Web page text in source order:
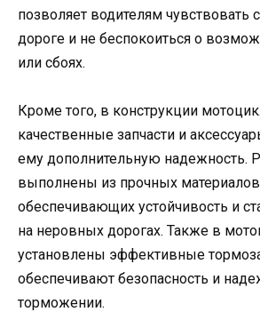
позволяет водителям чувствовать
дороге и не беспокоиться о
или сбоях.
Кроме того, в конструкции
качественные запчасти и
ему дополнительную надежность.
выполнены из прочных
обеспечивающих устойчивость и
на неровных дорогах. Также в
установлены эффективные
обеспечивают безопасность и
торможении.